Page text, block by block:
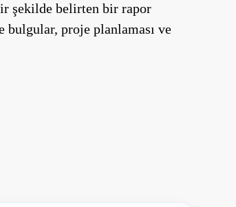
şekilde belirten bir rapor
bulgular, proje planlaması ve